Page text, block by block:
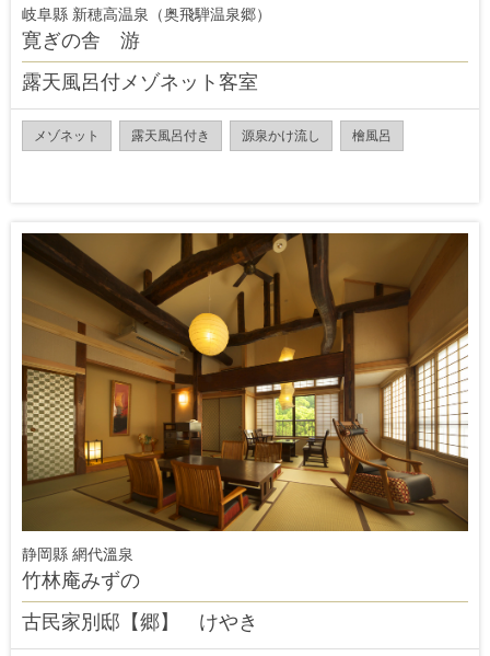
岐阜縣 新穂高温泉（奥飛騨温泉郷）
寛ぎの舎 游
露天風呂付メゾネット客室
メゾネット 露天風呂付き 源泉かけ流し 檜風呂
静岡縣 網代溫泉
竹林庵みずの
古民家別邸【郷】 けやき